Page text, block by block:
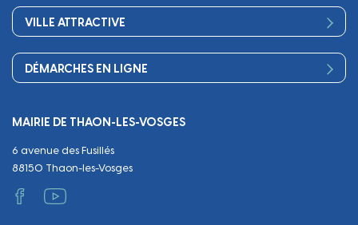
Démocratie participative
Publications
Scolarité
Périscolaire
Séniors, social, santé
Circuler
Emploi
Culture
Associations
Equipements
VILLE ATTRACTIVE
Commerces et artisanat
Urbanisme
Tranquillité et sécurité
DÉMARCHES EN LIGNE
Décès
Papiers et citoyenneté
Administratif et technique
MAIRIE DE THAON-LES-VOSGES
6 avenue des Fusillés
88150 Thaon-les-Vosges